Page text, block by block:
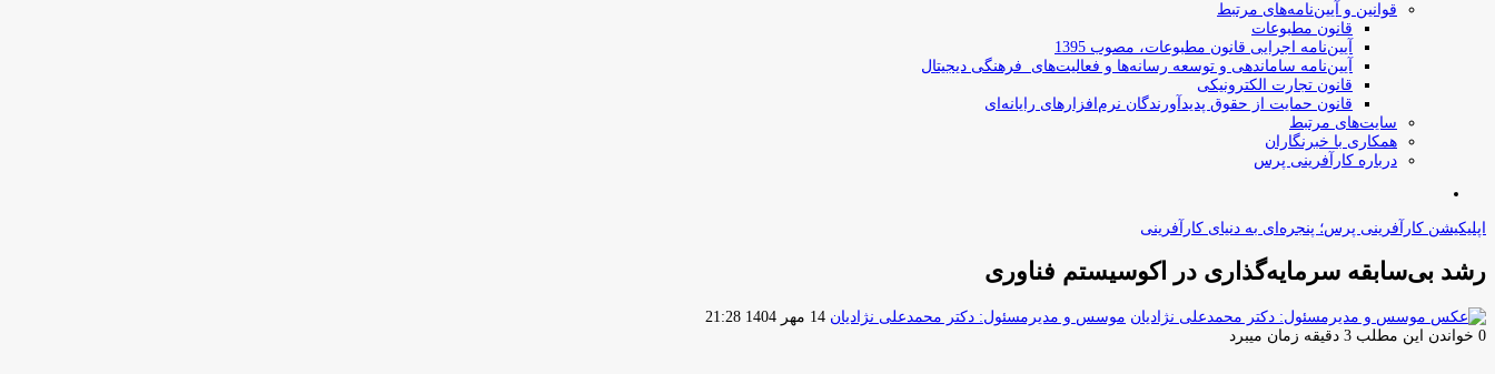
قوانین و آیین‌نامه‌های مرتبط
‌قانون مطبوعات
آیین‌نامه اجرایی قانون مطبوعات، مصوب 1395
آیین‌نامه سامان­دهی و توسعه رسانه­‌ها و فعالیت‌­های فرهنگی دیجیتال
قانون تجارت الکترونیکی
قانون حمایت از حقوق پدیدآورندگان نرم‌افزارهای رایانه‌ای
سایت‌های مرتبط
همکاری با خبرنگاران
درباره کارآفرینی پرس
اپلیکیشن کارآفرینی پرس؛ پنجره‌ای به دنیای کارآفرینی
رشد بی‌سابقه سرمایه‌گذاری در اکوسیستم فناوری
موسس و مدیرمسئول: دکتر محمدعلی نژادیان ارسال
14 مهر 1404 21:28
0 خواندن این مطلب 3 دقیقه زمان میبرد